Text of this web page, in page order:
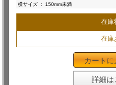
横サイズ : 150mm未満
在庫
在庫
カートに
詳細は